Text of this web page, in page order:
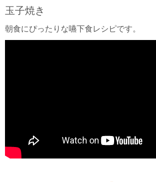
玉子焼き
朝食にぴったりな嚥下食レシピです。